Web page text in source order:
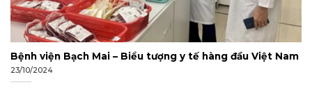
Bệnh viện Bạch Mai – Biểu tượng y tế hàng đầu Việt Nam
23/10/2024